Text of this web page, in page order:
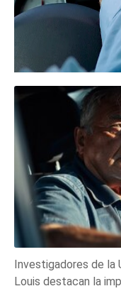
Investigadores de la
Louis destacan la